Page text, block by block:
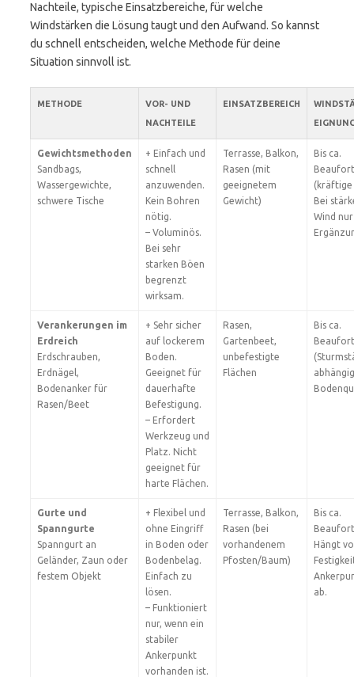
Nachteile, typische Einsatzbereiche, für welche
Windstärken die Lösung taugt und den Aufwand. So kannst
du schnell entscheiden, welche Methode für deine
Situation sinnvoll ist.
METHODE
VOR- UND
NACHTEILE
EINSATZBEREICH
Gewichtsmethoden
Sandbags,
Wassergewichte,
schwere Tische
+ Einfach und
schnell
anzuwenden.
Kein Bohren
nötig.
– Voluminös.
Bei sehr
starken Böen
begrenzt
wirksam.
Terrasse, Balkon,
Rasen (mit
geeignetem
Gewicht)
Bis ca.
(kräftige
Bei
Wind
Verankerungen im
Erdreich
Erdschrauben,
Erdnägel,
Bodenanker für
Rasen/Beet
+ Sehr sicher
auf lockerem
Boden.
Geeignet für
dauerhafte
Befestigung.
– Erfordert
Werkzeug und
Platz. Nicht
geeignet für
harte Flächen.
Rasen,
Gartenbeet,
unbefestigte
Flächen
Bis ca.
Gurte und
Spanngurte
Spanngurt an
Geländer, Zaun oder
festem Objekt
+ Flexibel und
ohne Eingriff
in Boden oder
Bodenbelag.
Einfach zu
lösen.
– Funktioniert
nur, wenn ein
stabiler
Ankerpunkt
vorhanden ist.
Terrasse, Balkon,
Rasen (bei
vorhandenem
Pfosten/Baum)
Bis ca.
Hängt
ab.